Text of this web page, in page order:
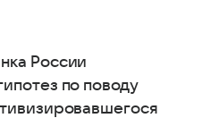
России
по поводу